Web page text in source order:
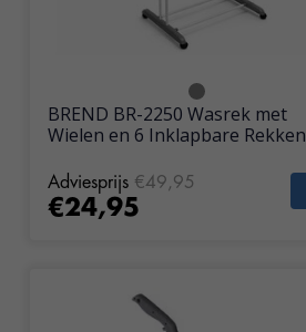
BREND BR-2250 Wasrek met
Wielen en 6 Inklapbare Rekken
Adviesprijs €49,95
€24,95